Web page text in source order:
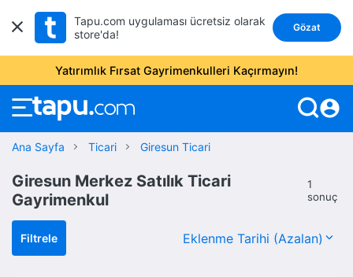
Tapu.com uygulaması ücretsiz olarak
store'da!
Gözat
Yatırımlık Fırsat Gayrimenkulleri Kaçırmayın!
account_circle
Ana Sayfa Ticari Giresun Ticari
Giresun Merkez Satılık Ticari
Gayrimenkul
1
sonuç
Filtrele